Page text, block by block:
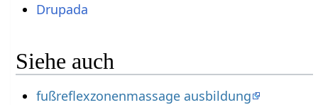
Drupada
Siehe auch
fußreflexzonenmassage ausbildung